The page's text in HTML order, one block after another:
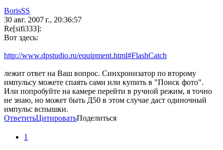
BorisSS
30 авг. 2007 г., 20:36:57
Re[sifi333]:
Вот здесь:
http://www.dpstudio.ru/equipment.html#FlashCatch
лежит ответ на Ваш вопрос. Синхронизатор по второму
импульсу можете спаять сами или купить в "Поиск фото".
Или попробуйте на камере перейти в ручной режим, я точно
не знаю, но может быть Д50 в этом случае даст одиночный
импульс вспышки.
ОтветитьЦитироватьПоделиться
1